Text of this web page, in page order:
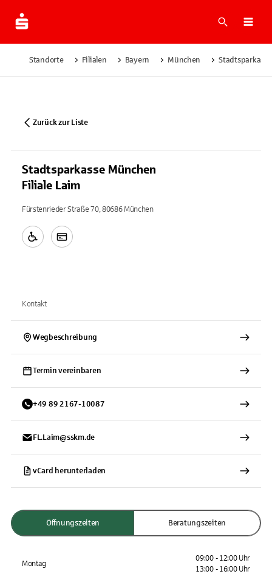
Suche
Standorte Filialen Bayern München
Zurück zur Liste
Stadtsparkasse München
Filiale Laim
Fürstenrieder Straße 70, 80686 München
Kontakt
Wegbeschreibung
Termin vereinbaren
+49 89 2167-10087
FL.Laim@sskm.de
vCard herunterladen
Öffnungszeiten Beratungszeiten
Montag
09:00 - 12:00 Uhr
13:00 - 16:00 Uhr